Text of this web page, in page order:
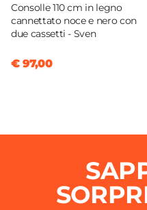
Consolle 110 cm in legno
cannettato noce e nero con
due cassetti - Sven
€ 97,00